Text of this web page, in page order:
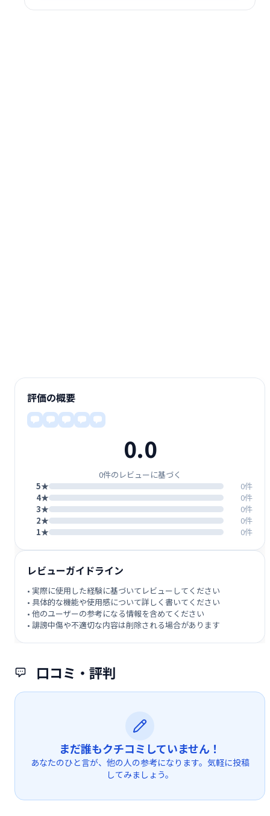
口コミ・評判
まだ誰もクチコミしていません！
あなたのひと言が、他の人の参考になります。気軽に投稿
してみましょう。
評価の概要
0.0
0件のレビューに基づく
5★
0件
4★
0件
3★
0件
2★
0件
1★
0件
レビューガイドライン
• 実際に使用した経験に基づいてレビューしてください
• 具体的な機能や使用感について詳しく書いてください
• 他のユーザーの参考になる情報を含めてください
• 誹謗中傷や不適切な内容は削除される場合があります